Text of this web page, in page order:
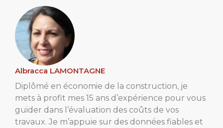
Albracca LAMONTAGNE
Diplômé en économie de la construction, je
mets à profit mes 15 ans d’expérience pour vous
guider dans l’évaluation des coûts de vos
travaux. Je m’appuie sur des données fiables et